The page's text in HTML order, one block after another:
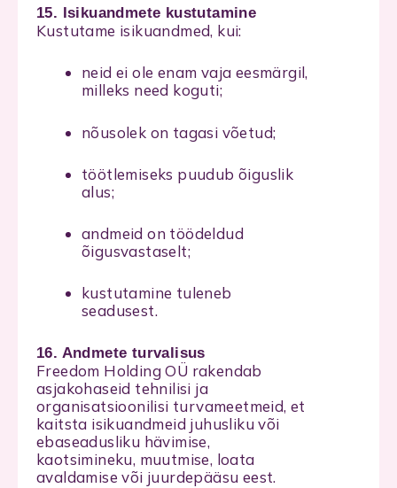
15. Isikuandmete kustutamine
Kustutame isikuandmed, kui:
neid ei ole enam vaja eesmärgil,
milleks need koguti;
nõusolek on tagasi võetud;
töötlemiseks puudub õiguslik
alus;
andmeid on töödeldud
õigusvastaselt;
kustutamine tuleneb
seadusest.
16. Andmete turvalisus
Freedom Holding OÜ rakendab
asjakohaseid tehnilisi ja
organisatsioonilisi turvameetmeid, et
kaitsta isikuandmeid juhusliku või
ebaseadusliku hävimise,
kaotsimineku, muutmise, loata
avaldamise või juurdepääsu eest.